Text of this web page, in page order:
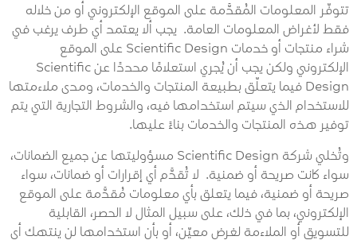
تتوفّر المعلومات المُقدَّمة على الموقع الإلكتروني أو من خلاله
فقط لأغراض المعلومات العامة. يجب ألا يعتمد أي طرف يرغب في
شراء منتجات أو خدمات Scientific Design على الموقع
الإلكتروني ولكن يجب أن يُجري استعلامًا محددًا عن Scientific
Design فيما يتعلّق بطبيعة المنتجات والخدمات، ومدى ملاءمتها
للاستخدام الذي سيتم استخدامها فيه، والشروط التجارية التي يتم
توفير هذه المنتجات والخدمات بناءً عليها.
وتُخلي شركة Scientific Design مسؤوليتها عن جميع الضمانات،
سواء كانت صريحة أو ضمنية. لا تُقدَّم أي إقرارات أو ضمانات، سواء
صريحة أو ضمنية، فيما يتعلق بأي معلومات مُقدَّمة على الموقع
الإلكتروني، بما في ذلك، على سبيل المثال لا الحصر، القابلية
للتسويق أو الملاءمة لغرض معيّن، أو بأن استخدامها لن ينتهك أي